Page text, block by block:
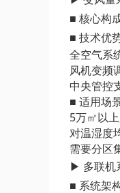
■ 核心构
■ 技术优
全空气系
风机变频
中央管控
■ 适用场
5万㎡以
对温湿度
需要分区
▶ 多联机
■ 系统架